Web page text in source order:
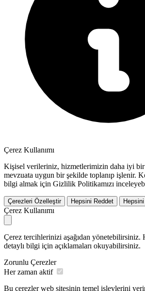
Çerez Kullanımı
Kişisel verileriniz, hizmetlerimizin daha iyi bir
mevzuata uygun bir şekilde toplanıp işlenir.
bilgi almak için Gizlilik Politikamızı
Çerezleri Özelleştir Hepsini Reddet
Çerez Kullanımı
Çerez tercihlerinizi aşağıdan yönetebilirsiniz.
detaylı bilgi için açıklamaları okuyabilirsiniz.
Zorunlu Çerezler
Her zaman aktif
Bu çerezler web sitesinin temel işlevlerini